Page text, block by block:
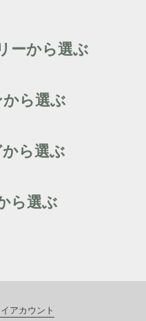
ーから選ぶ
ら選ぶ
ら選ぶ
ら選ぶ
アカウント